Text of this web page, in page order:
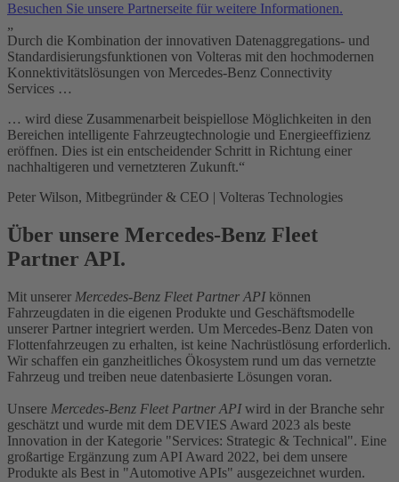
Besuchen Sie unsere Partnerseite für weitere Informationen.
„
Durch die Kombination der innovativen Datenaggregations- und
Standardisierungsfunktionen von Volteras mit den hochmodernen
Konnektivitätslösungen von Mercedes-Benz Connectivity
Services …
… wird diese Zusammenarbeit beispiellose Möglichkeiten in den
Bereichen intelligente Fahrzeugtechnologie und Energieeffizienz
eröffnen. Dies ist ein entscheidender Schritt in Richtung einer
nachhaltigeren und vernetzteren Zukunft.“
Peter Wilson, Mitbegründer & CEO | Volteras Technologies
Über unsere Mercedes-Benz Fleet
Partner API.
Mit unserer Mercedes-Benz Fleet Partner API können
Fahrzeugdaten in die eigenen Produkte und Geschäftsmodelle
unserer Partner integriert werden. Um Mercedes-Benz Daten von
Flottenfahrzeugen zu erhalten, ist keine Nachrüstlösung erforderlich.
Wir schaffen ein ganzheitliches Ökosystem rund um das vernetzte
Fahrzeug und treiben neue datenbasierte Lösungen voran.
Unsere Mercedes-Benz Fleet Partner APIwird in der Branche sehr
geschätzt und wurde mit dem DEVIES Award 2023 als beste
Innovation in der Kategorie "Services: Strategic & Technical". Eine
großartige Ergänzung zum API Award 2022, bei dem unsere
Produkte als Best in "Automotive APIs" ausgezeichnet wurden.